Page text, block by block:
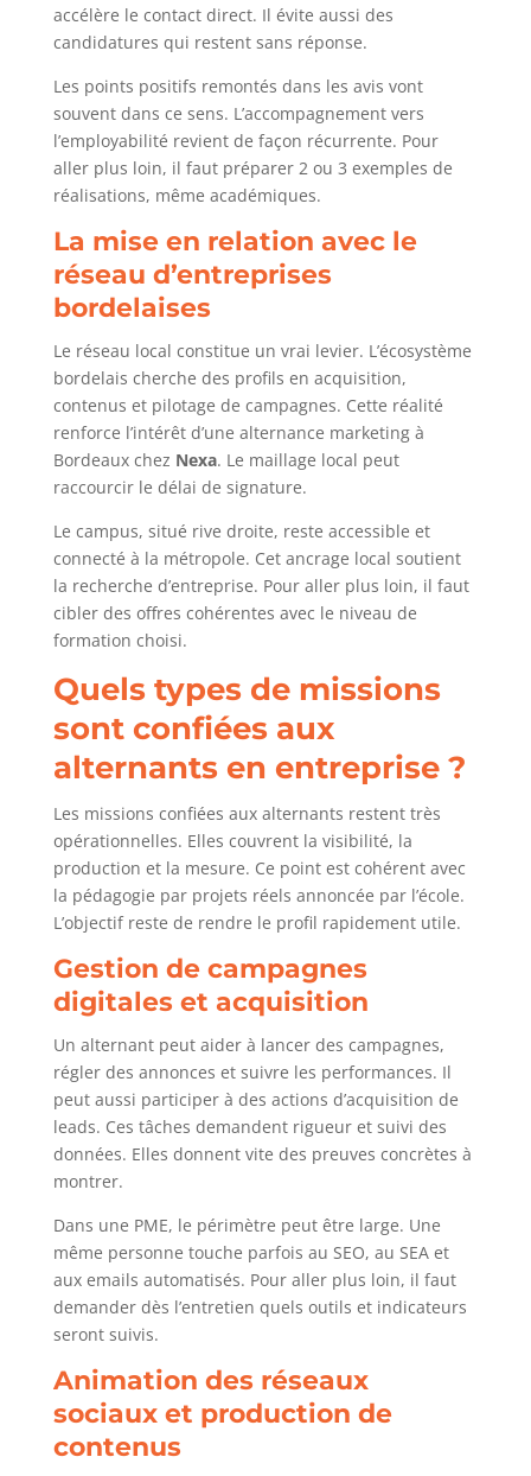
accélère le contact direct. Il évite aussi des
candidatures qui restent sans réponse.
Les points positifs remontés dans les avis vont
souvent dans ce sens. L’accompagnement vers
l’employabilité revient de façon récurrente. Pour
aller plus loin, il faut préparer 2 ou 3 exemples de
réalisations, même académiques.
La mise en relation avec le
réseau d’entreprises
bordelaises
Le réseau local constitue un vrai levier. L’écosystème
bordelais cherche des profils en acquisition,
contenus et pilotage de campagnes. Cette réalité
renforce l’intérêt d’une alternance marketing à
Bordeaux chez Nexa. Le maillage local peut
raccourcir le délai de signature.
Le campus, situé rive droite, reste accessible et
connecté à la métropole. Cet ancrage local soutient
la recherche d’entreprise. Pour aller plus loin, il faut
cibler des offres cohérentes avec le niveau de
formation choisi.
Quels types de missions
sont confiées aux
alternants en entreprise ?
Les missions confiées aux alternants restent très
opérationnelles. Elles couvrent la visibilité, la
production et la mesure. Ce point est cohérent avec
la pédagogie par projets réels annoncée par l’école.
L’objectif reste de rendre le profil rapidement utile.
Gestion de campagnes
digitales et acquisition
Un alternant peut aider à lancer des campagnes,
régler des annonces et suivre les performances. Il
peut aussi participer à des actions d’acquisition de
leads. Ces tâches demandent rigueur et suivi des
données. Elles donnent vite des preuves concrètes à
montrer.
Dans une PME, le périmètre peut être large. Une
même personne touche parfois au SEO, au SEA et
aux emails automatisés. Pour aller plus loin, il faut
demander dès l’entretien quels outils et indicateurs
seront suivis.
Animation des réseaux
sociaux et production de
contenus